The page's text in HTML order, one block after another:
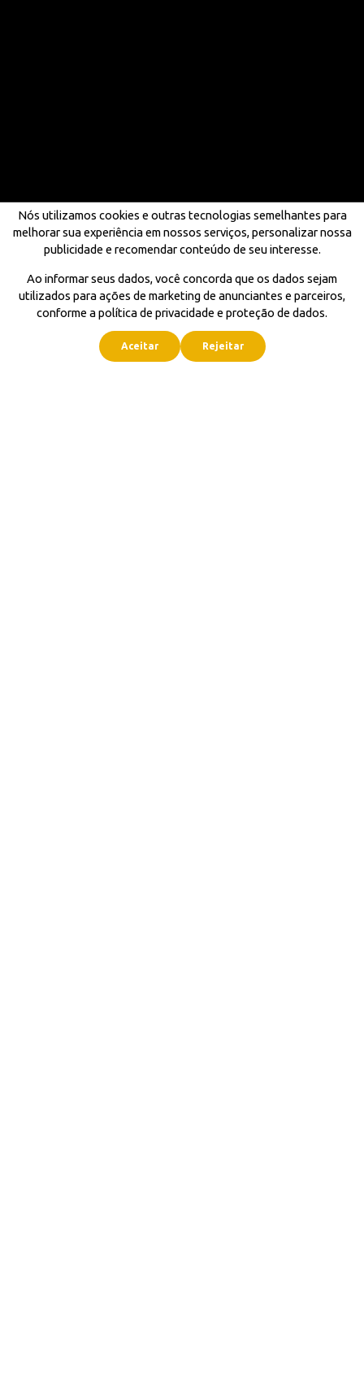
Nós utilizamos cookies e outras tecnologias semelhantes para
melhorar sua experiência em nossos serviços, personalizar nossa
publicidade e recomendar conteúdo de seu interesse.
Ao informar seus dados, você concorda que os dados sejam
utilizados para ações de marketing de anunciantes e parceiros,
conforme a política de privacidade e proteção de dados.
Aceitar Rejeitar